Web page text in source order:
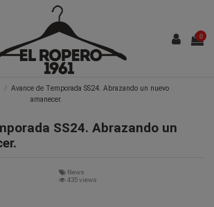
0
Avance de Temporada SS24. Abrazando un nuevo
amanecer.
SS24. Abrazando un
News
435 views